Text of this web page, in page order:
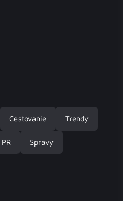
Cestovanie Trendy
PR Spravy